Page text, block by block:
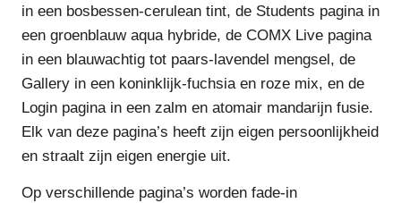
in een bosbessen-cerulean tint, de Students pagina in
een groenblauw aqua hybride, de COMX Live pagina
in een blauwachtig tot paars-lavendel mengsel, de
Gallery in een koninklijk-fuchsia en roze mix, en de
Login pagina in een zalm en atomair mandarijn fusie.
Elk van deze pagina’s heeft zijn eigen persoonlijkheid
en straalt zijn eigen energie uit.
Op verschillende pagina’s worden fade-in